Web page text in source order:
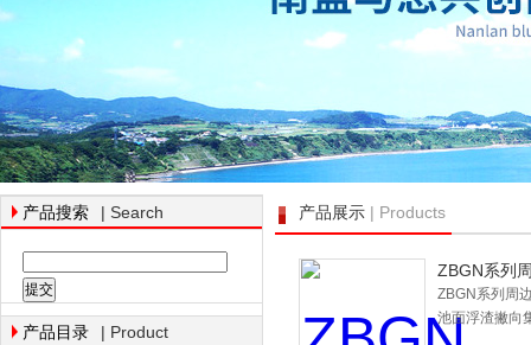
南京南蓝环保产业有限公司
产品搜索 | Search
产品目录 | Product
产品展示 | Products
ZBGN系列
ZBGN系列周
池面浮渣撇向